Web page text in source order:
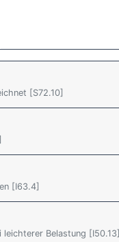
[S72.10]
[I63.4]
Belastung [I50.13]